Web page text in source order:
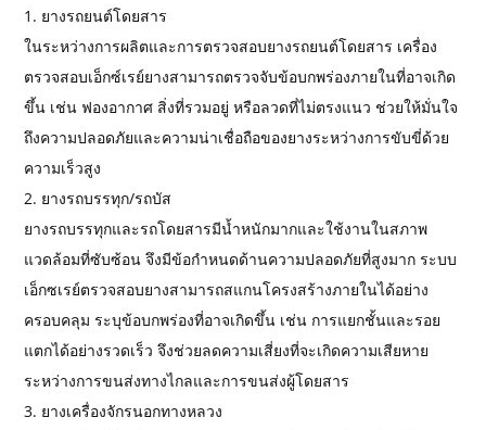
1. ยางรถยนต์โดยสาร
ในระหว่างการผลิตและการตรวจสอบยางรถยนต์โดยสาร เครื่อง
ตรวจสอบเอ็กซ์เรย์ยางสามารถตรวจจับข้อบกพร่องภายในที่อาจเกิด
ขึ้น เช่น ฟองอากาศ สิ่งที่รวมอยู่ หรือลวดที่ไม่ตรงแนว ช่วยให้มั่นใจ
ถึงความปลอดภัยและความน่าเชื่อถือของยางระหว่างการขับขี่ด้วย
ความเร็วสูง
2. ยางรถบรรทุก/รถบัส
ยางรถบรรทุกและรถโดยสารมีน้ำหนักมากและใช้งานในสภาพ
แวดล้อมที่ซับซ้อน จึงมีข้อกำหนดด้านความปลอดภัยที่สูงมาก ระบบ
เอ็กซเรย์ตรวจสอบยางสามารถสแกนโครงสร้างภายในได้อย่าง
ครอบคลุม ระบุข้อบกพร่องที่อาจเกิดขึ้น เช่น การแยกชั้นและรอย
แตกได้อย่างรวดเร็ว จึงช่วยลดความเสี่ยงที่จะเกิดความเสียหาย
ระหว่างการขนส่งทางไกลและการขนส่งผู้โดยสาร
3. ยางเครื่องจักรนอกทางหลวง